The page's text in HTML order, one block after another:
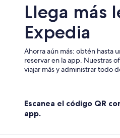
Llega más
Expedia
Ahorra aún más: obtén hasta
reservar en la app. Nuestras
viajar más y administrar todo
Escanea el código QR
app.